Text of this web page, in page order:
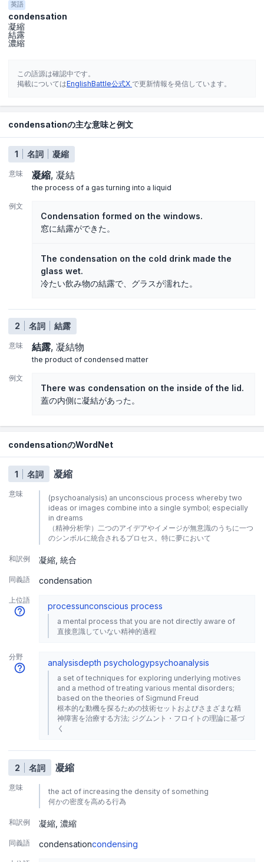
英語
condensation
凝縮
結露
濃縮
この語源は確認中です。
掲載についてはEnglishBattle公式X で更新情報を発信しています。
condensationの主な意味と例文
1 名詞 凝縮
意味 凝縮 凝結
the process of a gas turning into a liquid
例文
Condensation formed on the windows.
窓に結露ができた。
The condensation on the cold drink made the
glass wet.
冷たい飲み物の結露で、グラスが濡れた。
2 名詞 結露
意味 結露 凝結物
the product of condensed matter
例文
There was condensation on the inside of the lid.
蓋の内側に凝結があった。
condensationのWordNet
1 名詞 凝縮
意味
(psychoanalysis) an unconscious process whereby two
ideas or images combine into a single symbol; especially
in dreams
（精神分析学）二つのアイデアやイメージが無意識のうちに一つ
のシンボルに統合されるプロセス。特に夢において
和訳例 凝縮 統合
同義語 condensation
上位語
processunconscious process
a mental process that you are not directly aware of
直接意識していない精神的過程
分野
analysisdepth psychologypsychoanalysis
a set of techniques for exploring underlying motives
and a method of treating various mental disorders;
based on the theories of Sigmund Freud
根本的な動機を探るための技術セットおよびさまざまな精
神障害を治療する方法; ジグムント・フロイトの理論に基づ
く
2 名詞 凝縮
意味
the act of increasing the density of something
何かの密度を高める行為
和訳例 凝縮 濃縮
同義語 condensationcondensing